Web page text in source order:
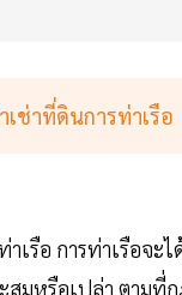
เช่าที่ดินการท่าเรือ
าเรือ การท่าเรือจะ
สมหรือเปล่า ตามที่